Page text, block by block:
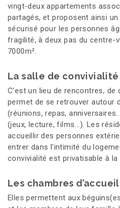
vingt-deux appartements
partagés, et proposent ainsi
sécurisé pour les personnes
fragilité, à deux pas du centre-
7000m².
La salle de convivialité
C’est un lieu de rencontres, de
permet de se retrouver autour
(réunions, repas,
(jeux, lecture, films...). Les
accueillir des personnes
entrer dans l'intimité du
convivialité est privatisable à la
Les chambres d’accueil
Elles permettent aux